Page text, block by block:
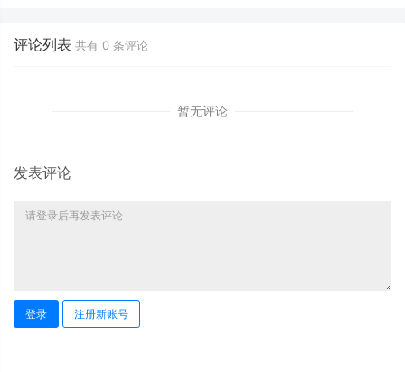
评论列表 共有 0 条评论
暂无评论
发表评论
登录 注册新账号